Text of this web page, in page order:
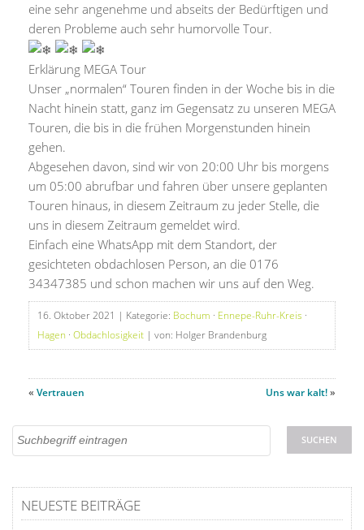
eine sehr angenehme und abseits der Bedürftigen und
deren Probleme auch sehr humorvolle Tour.
Erklärung MEGA Tour
Unser „normalen“ Touren finden in der Woche bis in die
Nacht hinein statt, ganz im Gegensatz zu unseren MEGA
Touren, die bis in die frühen Morgenstunden hinein
gehen.
Abgesehen davon, sind wir von 20:00 Uhr bis morgens
um 05:00 abrufbar und fahren über unsere geplanten
Touren hinaus, in diesem Zeitraum zu jeder Stelle, die
uns in diesem Zeitraum gemeldet wird.
Einfach eine WhatsApp mit dem Standort, der
gesichteten obdachlosen Person, an die 0176
34347385 und schon machen wir uns auf den Weg.
16. Oktober 2021 | Kategorie: Bochum · Ennepe-Ruhr-Kreis ·
Hagen · Obdachlosigkeit | von: Holger Brandenburg
« Vertrauen Uns war kalt!»
NEUESTE BEITRÄGE